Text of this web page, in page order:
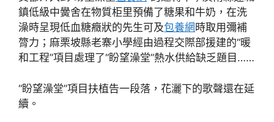
鎮低級中黌舍在物質柜里預備了糖果和牛奶，在洗
澡時呈現低血糖癥狀的先生可及包養網 時取用彌補
膂力；麻栗坡縣老寨小學經由過程交際部援建的“暖
和工程”項目處理了“盼望澡堂”熱水供給缺乏題目……
“盼望澡堂”項目扶植告一段落，花灑下的歌聲還在延
續。